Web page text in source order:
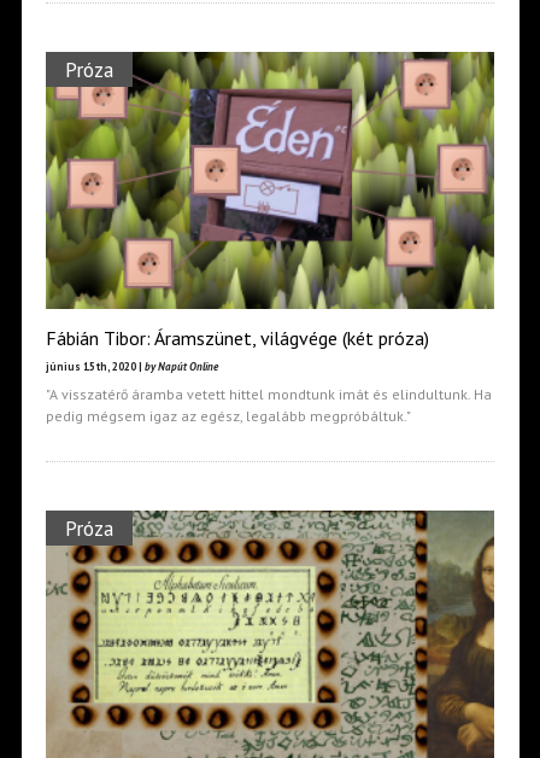
Próza
Fábián Tibor: Áramszünet, világvége (két próza)
június 15th, 2020 | by Napút Online
"A visszatérő áramba vetett hittel mondtunk imát és elindultunk. Ha
pedig mégsem igaz az egész, legalább megpróbáltuk."
Próza